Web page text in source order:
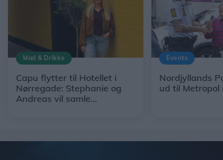
Mad & Drikke
Capu flytter til Hotellet i
Nørregade: Stephanie og
Andreas vil samle
Events
Nordjyllands
ud til Metropol